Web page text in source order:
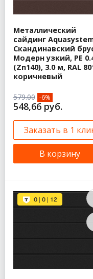
Металлический
сайдинг
Скандинавский
Модерн узкий, PE
(Zn140), 3.0 м, RAL
коричневый
579.00 -6%
548,66 руб.
Заказать в 1
В корзину